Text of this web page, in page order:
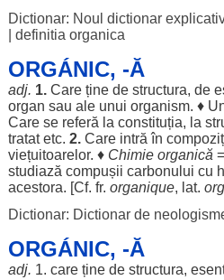
Dictionar: Noul dictionar
definitia organica
ORGÁNIC, -Ă
adj. 1.Care ține de structura, de
organ sau aleunui organism. ♦
Care se referă la constituția, la
tratatetc. 2.Care intră în
viețuitoarelor. ♦ Chimieorganică =
studiază compușii carbonului cu
acestora. [Cf. fr. organique, lat.
Dictionar: Dictionar de
ORGÁNIC, -Ă
adj. 1. care ține de structura,